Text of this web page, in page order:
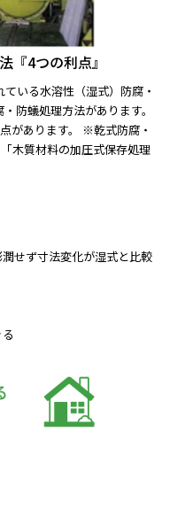
『4つの利点』
いる水溶性（湿式）防腐・
防蟻処理方法があります。
があります。 ※乾式防腐・
木質材料の加圧式保存処理
せず寸法変化が湿式と比較